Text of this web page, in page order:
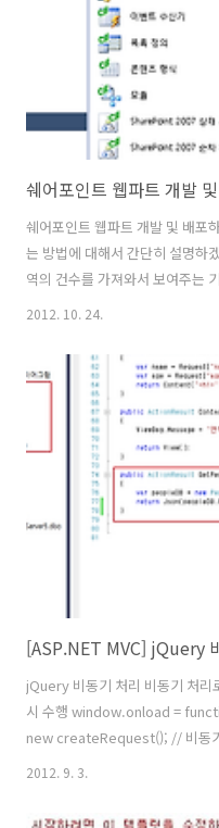
쉐어포인트 웹파트 개발
쉐어포인트 웹파트 개발 및 배포
는 방법에 대해서 간단히 설명하
역의 건수를 가져와서 보여주는
추가 할 수 있습니다. 그러기 위
구축되어 있다는 가정하에서 설
프로젝트를 생성합니다. [빈
샌드박스 솔루션으로 배포를 선
다. 샌드박스 솔루션으로 배포 :
있다고 합니다. 간단히 설명하
존재하는 자원..
2012. 10. 24.
[ASP.NET MVC] jQuery
jQuery 비동기 처리 비동기 처리
시 수행 window.onload =
new createRequest(); // 비동
request.onreadystatechange
(request.status == 200) { //
2012. 9. 3.